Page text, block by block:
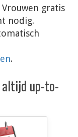
gratis
nodig.
.
altijd up-to-